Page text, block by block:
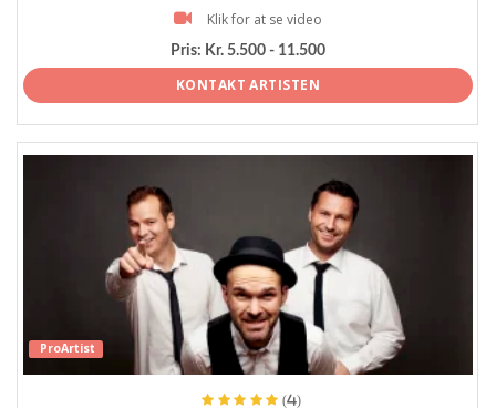
Klik for at se video
Pris: Kr. 5.500 - 11.500
KONTAKT ARTISTEN
ProArtist
(4)